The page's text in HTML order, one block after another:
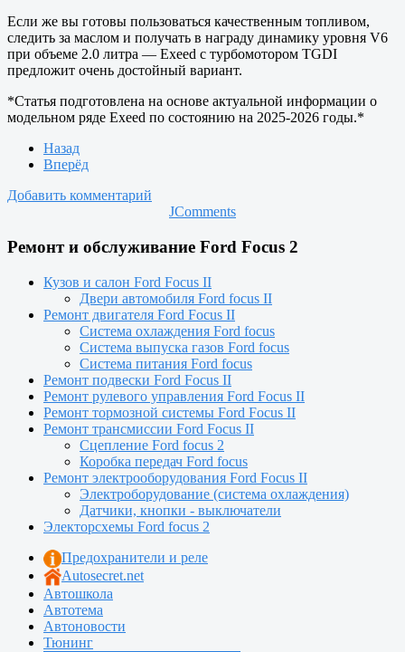
Если же вы готовы пользоваться качественным топливом,
следить за маслом и получать в награду динамику уровня V6
при объеме 2.0 литра — Exeed с турбомотором TGDI
предложит очень достойный вариант.
*Статья подготовлена на основе актуальной информации о
модельном ряде Exeed по состоянию на 2025-2026 годы.*
Назад
Вперёд
Добавить комментарий
JComments
Ремонт и обслуживание Ford Focus 2
Кузов и салон Ford Focus II
Двери автомобиля Ford focus II
Ремонт двигателя Ford Focus II
Система охлаждения Ford focus
Система выпуска газов Ford focus
Система питания Ford focus
Ремонт подвески Ford Focus II
Ремонт рулевого управления Ford Focus II
Ремонт тормозной системы Ford Focus II
Ремонт трансмиссии Ford Focus II
Сцепление Ford focus 2
Коробка передач Ford focus
Ремонт электрооборудования Ford Focus II
Электроборудование (система охлаждения)
Датчики, кнопки - выключатели
Электорсхемы Ford focus 2
Предохранители и реле
Autosecret.net
Автошкола
Автотема
Автоновости
Тюнинг